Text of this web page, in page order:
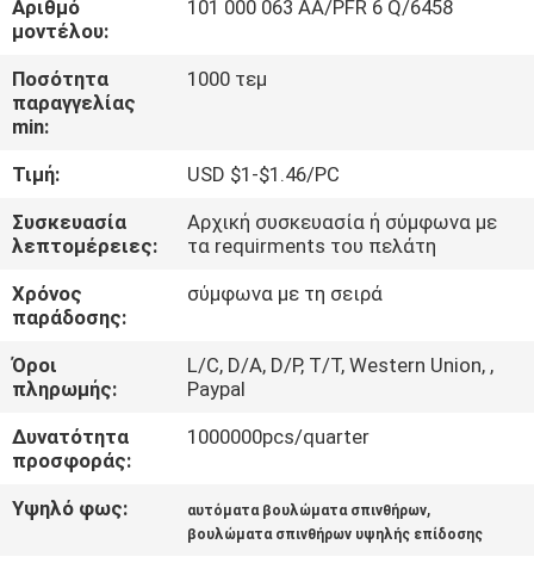
ΕΡΓΟΣΤΆΣΙΟ
ΠΕΡΙΉΓΗΣΗ
ΠΟΙΟΤΙΚΌΣ
ΈΛΕΓΧΟΣ
ΕΠΙΚΟΙΝΩΝΉΣΤΕ
ΜΑΖΊ
ΜΑΣ
ΖΗΤΉΣΤΕ
ΈΝΑ
ΑΠΌΣΠΑΣΜΑ
Αριθμό
μοντέλου:
101 000 063 AA/PFR 6 Q/6458
Ποσότητα
παραγγελίας
min:
1000 τεμ
Τιμή:
USD $1-$1.46/PC
Συσκευασία
λεπτομέρειες:
Αρχική συσκευασία ή σύμφωνα με
τα requirments του πελάτη
Χρόνος
παράδοσης:
σύμφωνα με τη σειρά
Όροι
πληρωμής:
L/C, D/A, D/P, T/T, Western Union, ,
Paypal
Δυνατότητα
προσφοράς:
1000000pcs/quarter
Υψηλό φως: αυτόματα βουλώματα σπινθήρων,
βουλώματα σπινθήρων υψηλής επίδοσης